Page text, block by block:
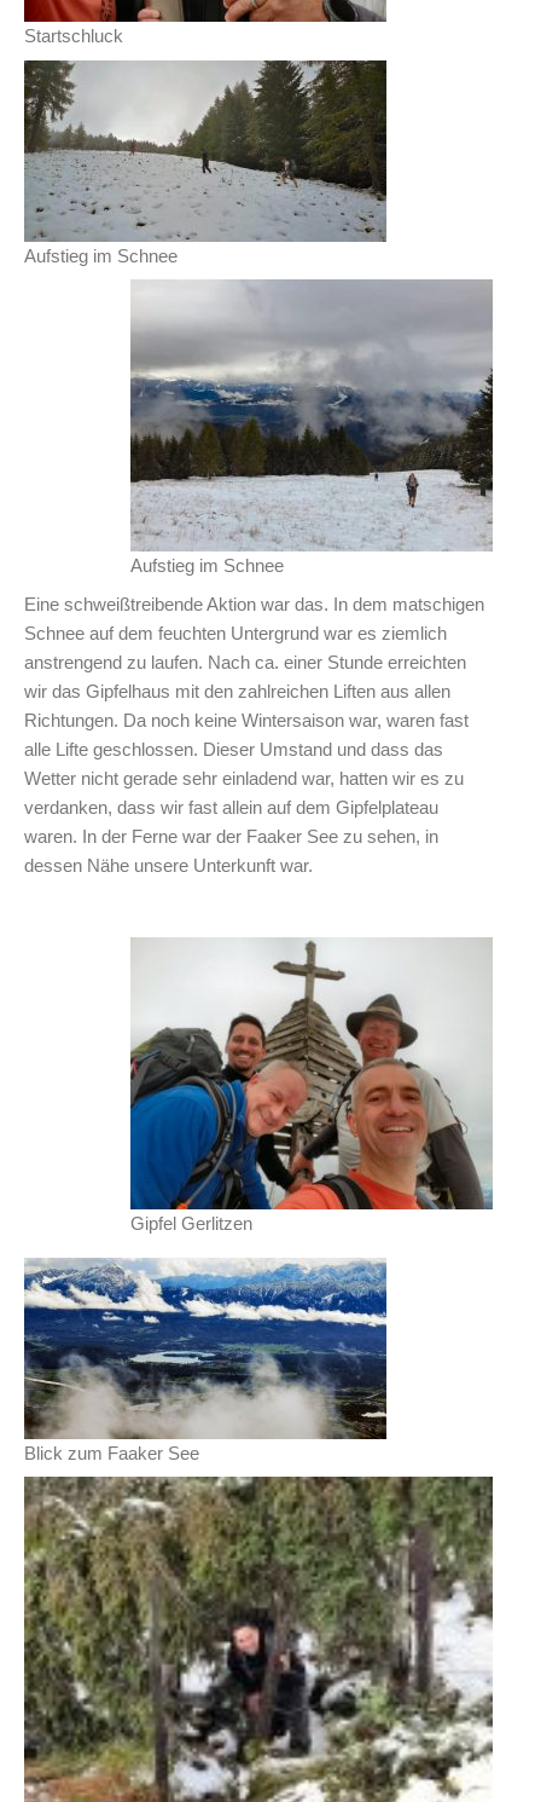
Startschluck
Aufstieg im Schnee
Aufstieg im Schnee
Eine schweißtreibende Aktion war das. In dem matschigen
Schnee auf dem feuchten Untergrund war es ziemlich
anstrengend zu laufen. Nach ca. einer Stunde erreichten
wir das Gipfelhaus mit den zahlreichen Liften aus allen
Richtungen. Da noch keine Wintersaison war, waren fast
alle Lifte geschlossen. Dieser Umstand und dass das
Wetter nicht gerade sehr einladend war, hatten wir es zu
verdanken, dass wir fast allein auf dem Gipfelplateau
waren. In der Ferne war der Faaker See zu sehen, in
dessen Nähe unsere Unterkunft war.
Gipfel Gerlitzen
Blick zum Faaker See